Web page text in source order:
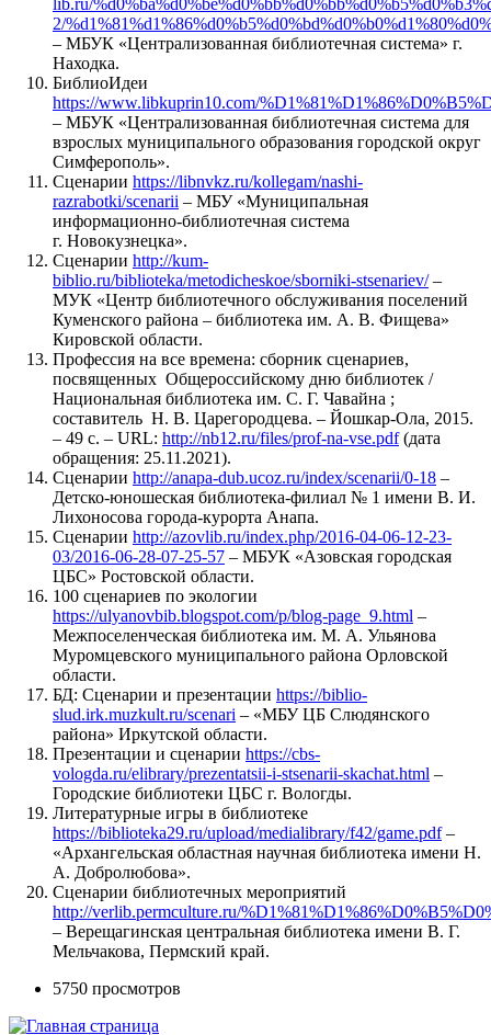
lib.ru/
2/
– МБУК «Централизованная библиотечная система» г.
Находка.
БиблиоИдеи
https://www.libkuprin10.com/
– МБУК «Централизованная библиотечная система для
взрослых муниципального образования городской округ
Симферополь».
Сценарии https://libnvkz.ru/kollegam/nashi-
razrabotki/scenarii – МБУ «Муниципальная
информационно-библиотечная система
г. Новокузнецка».
Сценарии http://kum-
biblio.ru/biblioteka/metodicheskoe/sborniki-stsenariev/–
МУК «Центр библиотечного обслуживания поселений
Куменского района – библиотека им. А. В. Фищева»
Кировской области.
Профессия на все времена: сборник сценариев,
посвященных Общероссийскому дню библиотек /
Национальная библиотека им. С. Г. Чавайна ;
составитель Н. В. Царегородцева. – Йошкар-Ола, 2015.
– 49 с. – URL: http://nb12.ru/files/prof-na-vse.pdf(дата
обращения: 25.11.2021).
Сценарии http://anapa-dub.ucoz.ru/index/scenarii/0-18 –
Детско-юношеская библиотека-филиал № 1 имени В. И.
Лихоносова города-курорта Анапа.
Сценарии http://azovlib.ru/index.php/2016-04-06-12-23-
03/2016-06-28-07-25-57 – МБУК «Азовская городская
ЦБС» Ростовской области.
100 сценариев по экологии
https://ulyanovbib.blogspot.com/p/blog-page_9.html –
Межпоселенческая библиотека им. М. А. Ульянова
Муромцевского муниципального района Орловской
области.
БД: Сценарии и презентации https://biblio-
slud.irk.muzkult.ru/scenari – «МБУ ЦБ Слюдянского
района» Иркутской области.
Презентации и сценарии https://cbs-
vologda.ru/elibrary/prezentatsii-i-stsenarii-skachat.html –
Городские библиотеки ЦБС г. Вологды.
Литературные игры в библиотеке
https://biblioteka29.ru/upload/medialibrary/f42/game.pdf–
«Архангельская областная научная библиотека имени Н.
А. Добролюбова».
Сценарии библиотечных мероприятий
http://verlib.permculture.ru/
– Верещагинская центральная библиотека имени В. Г.
Мельчакова, Пермский край.
5750 просмотров